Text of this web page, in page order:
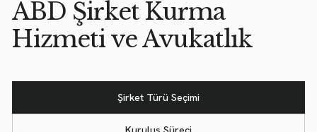
ABD Şirket Kurma
Hizmeti ve Avukatlık
Şirket Türü Seçimi